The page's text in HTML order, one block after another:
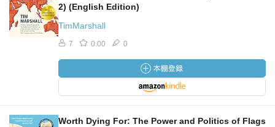
2) (English Edition)
TimMarshall
7 0.00 0
Worth Dying For: The Power and Politics of Flags